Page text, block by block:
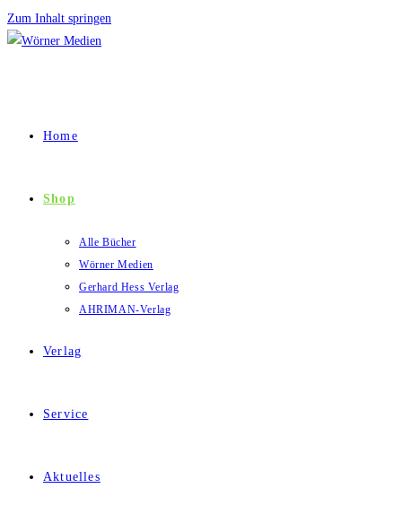
Zum Inhalt springen
Home
Shop
Alle Bücher
Wörner Medien
Gerhard Hess Verlag
AHRIMAN-Verlag
Verlag
Service
Aktuelles